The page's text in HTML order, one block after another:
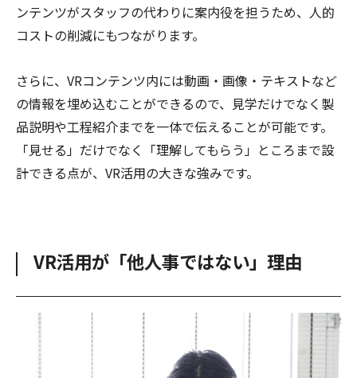
ンテンツがスタッフの代わりに案内役を担うため、人的
コストの削減にもつながります。
さらに、VRコンテンツ内には動画・画像・テキストなど
の情報を埋め込むことができるので、見学だけでなく製
品説明や工程紹介までを一体で伝えることが可能です。
「見せる」だけでなく「理解してもらう」ところまで設
計できる点が、VR活用の大きな強みです。
VR活用が「他人事ではない」理由